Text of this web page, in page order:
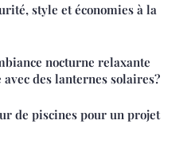
style et économies à la
nocturne relaxante
des lanternes solaires?
de piscines pour un projet